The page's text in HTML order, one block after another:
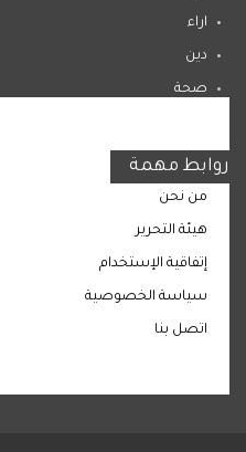
اراء
دين
صحة
روابط مهمة
من نحن
هيئة التحرير
إتفاقية الإستخدام
سياسة الخصوصية
اتصل بنا